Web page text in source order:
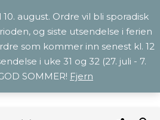
august. Ordre vil bli sporadisk
og siste utsendelse i ferien
som kommer inn senest kl. 12
i uke 31 og 32 (27. juli - 7.
SOMMER! Fjern